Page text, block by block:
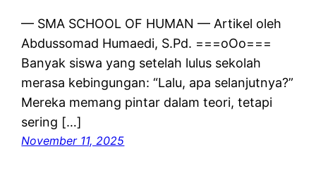
— SMA SCHOOL OF HUMAN — Artikel oleh
Abdussomad Humaedi, S.Pd. ===oOo===
Banyak siswa yang setelah lulus sekolah
merasa kebingungan: “Lalu, apa selanjutnya?”
Mereka memang pintar dalam teori, tetapi
sering […]
November 11, 2025